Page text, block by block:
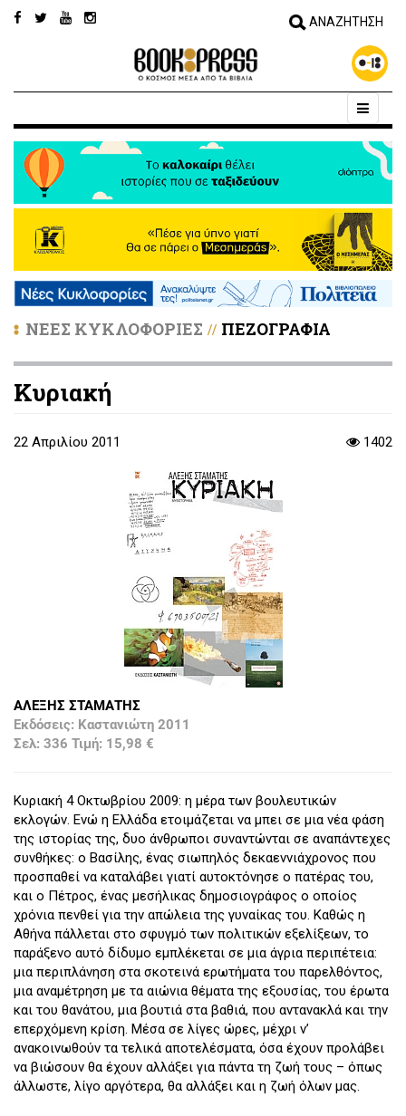
ΝΕΕΣ ΚΥΚΛΟΦΟΡΙΕΣ // ΠΕΖΟΓΡΑΦΙΑ
Κυριακή
22 Απριλίου 2011 1402
ΑΛΕΞΗΣ ΣΤΑΜΑΤΗΣ
Εκδόσεις: Καστανιώτη 2011
Σελ: 336 Τιμή: 15,98 €
Κυριακή 4 Οκτωβρίου 2009: η μέρα των βουλευτικών
εκλογών. Ενώ η Ελλάδα ετοιμάζεται να μπει σε μια νέα φάση
της ιστορίας της, δυο άνθρωποι συναντώνται σε αναπάντεχες
συνθήκες: ο Βασίλης, ένας σιωπηλός δεκαεννιάχρονος που
προσπαθεί να καταλάβει γιατί αυτοκτόνησε ο πατέρας του,
και ο Πέτρος, ένας μεσήλικας δημοσιογράφος ο οποίος
χρόνια πενθεί για την απώλεια της γυναίκας του. Καθώς η
Αθήνα πάλλεται στο σφυγμό των πολιτικών εξελίξεων, το
παράξενο αυτό δίδυμο εμπλέκεται σε μια άγρια περιπέτεια:
μια περιπλάνηση στα σκοτεινά ερωτήματα του παρελθόντος,
μια αναμέτρηση με τα αιώνια θέματα της εξουσίας, του έρωτα
και του θανάτου, μια βουτιά στα βαθιά, που αντανακλά και την
επερχόμενη κρίση. Μέσα σε λίγες ώρες, μέχρι ν’
ανακοινωθούν τα τελικά αποτελέσματα, όσα έχουν προλάβει
να βιώσουν θα έχουν αλλάξει για πάντα τη ζωή τους – όπως
άλλωστε, λίγο αργότερα, θα αλλάξει και η ζωή όλων μας.